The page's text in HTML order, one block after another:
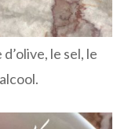
le sel, le